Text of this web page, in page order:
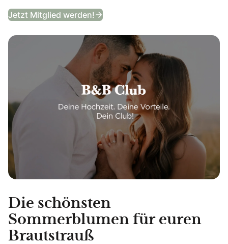
Jetzt Mitglied werden! B&B Club
Die schönsten
Sommerblumen für euren
Brautstrauß